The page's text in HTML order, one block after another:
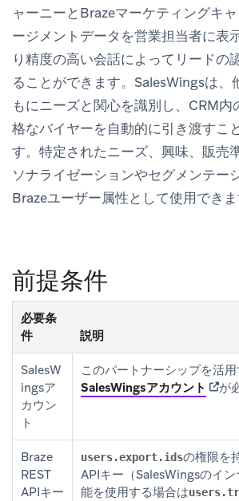
ャーニーとBrazeマーケティングキ
ージメントデータを営業担当者に表
り精度の高い会話によってリードの
ることができます。SalesWingsは、
もにニーズと関心を識別し、CRM内
格なバイヤーを自動的に引き渡すこ
す。特定されたニーズ、興味、販売
ソナライゼーションやセグメンテー
Brazeユーザー属性として使用できま
前提条件
必要条
件
説明
SalesW
ingsア
カウン
ト
このパートナーシップを活用
SalesWingsアカウント
が
Braze
REST
APIキー
users.export.idsの権限を
APIキー（SalesWingsのイ
能を使用する場合は